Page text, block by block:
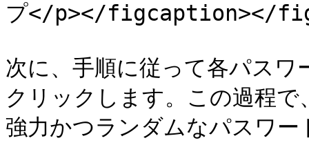
プ</p></figcaption></
次に、手順に従って各パス
クリックします。この過程
強力かつランダムなパスワ